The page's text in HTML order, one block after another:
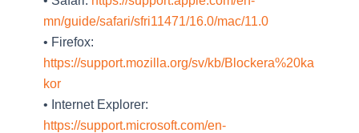
mn/guide/safari/sfri11471/16.0/mac/11.0
• Firefox:
https://support.mozilla.org/sv/kb/Blockera%20ka
kor
• Internet Explorer:
https://support.microsoft.com/en-